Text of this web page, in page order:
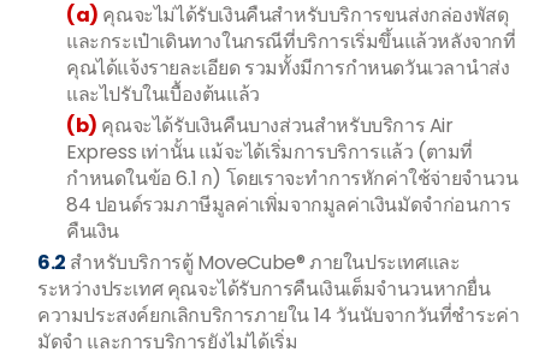
(a) คุณจะไม่ได้รับเงินคืนสำหรับบริการขนส่งกล่องพัสดุ
และกระเป๋าเดินทางในกรณีที่บริการเริ่มขึ้นแล้วหลังจากที่
คุณได้แจ้งรายละเอียด รวมทั้งมีการกำหนดวันเวลานำส่ง
และไปรับในเบื้องต้นแล้ว
(b) คุณจะได้รับเงินคืนบางส่วนสำหรับบริการ Air
Express เท่านั้น แม้จะได้เริ่มการบริการแล้ว (ตามที่
กำหนดในข้อ 6.1 ก) โดยเราจะทำการหักค่าใช้จ่ายจำนวน
84 ปอนด์รวมภาษีมูลค่าเพิ่มจากมูลค่าเงินมัดจำก่อนการ
คืนเงิน
6.2 สำหรับบริการตู้ MoveCube® ภายในประเทศและ
ระหว่างประเทศ คุณจะได้รับการคืนเงินเต็มจำนวนหากยื่น
ความประสงค์ยกเลิกบริการภายใน 14 วันนับจากวันที่ชำระค่า
มัดจำ และการบริการยังไม่ได้เริ่ม